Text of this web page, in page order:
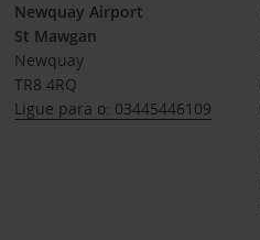
Newquay Airport
St Mawgan
Newquay
TR8 4RQ
Ligue para o: 03445446109